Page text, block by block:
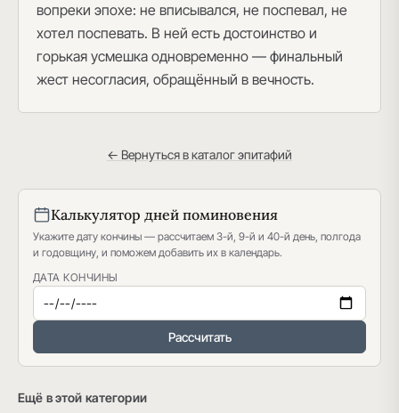
вопреки эпохе: не вписывался, не поспевал, не
хотел поспевать. В ней есть достоинство и
горькая усмешка одновременно — финальный
жест несогласия, обращённый в вечность.
← Вернуться в каталог эпитафий
Калькулятор дней поминовения
Укажите дату кончины — рассчитаем 3-й, 9-й и 40-й день, полгода
и годовщину, и поможем добавить их в календарь.
ДАТА КОНЧИНЫ
Рассчитать
Ещё в этой категории